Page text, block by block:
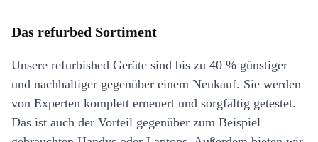
Das refurbed Sortiment
Unsere refurbished Geräte sind bis zu 40 % günstiger
und nachhaltiger gegenüber einem Neukauf. Sie werden
von Experten komplett erneuert und sorgfältig getestet.
Das ist auch der Vorteil gegenüber zum Beispiel